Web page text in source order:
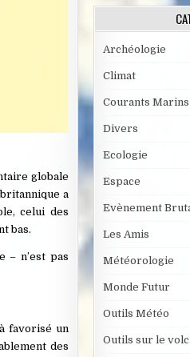
globale
a
celui des
bas.
– n’est pas
favorisé un
des
Archéologie
Climat
Courants Marins
Divers
Ecologie
Espace
Evènement
Les Amis
Météorologie
Monde Futur
Outils Météo
Outils sur le